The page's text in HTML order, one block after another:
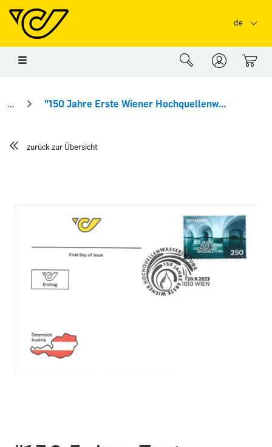
Springe zu Hauptinhalt
de
0
"150 Jahre Erste Wiener Hochquellenwasserleitung" Ersttagsbrief
zurück zur Übersicht